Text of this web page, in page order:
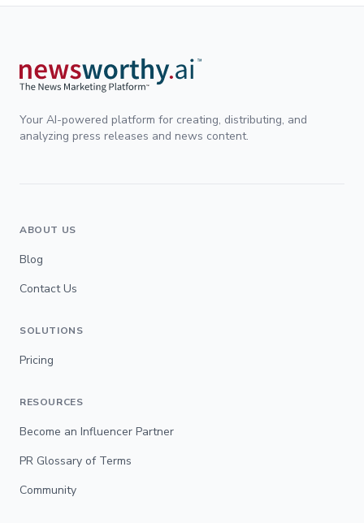
Your AI-powered platform for creating, distributing, and
analyzing press releases and news content.
ABOUT US
Blog
Contact Us
SOLUTIONS
Pricing
RESOURCES
Become an Influencer Partner
PR Glossary of Terms
Community